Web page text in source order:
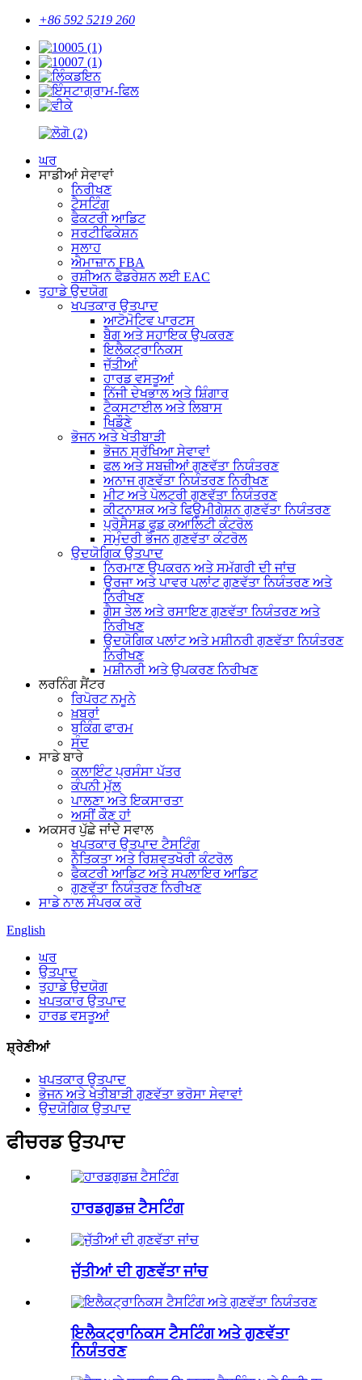
+86 592 5219 260
ਘਰ
ਸਾਡੀਆਂ ਸੇਵਾਵਾਂ
ਨਿਰੀਖਣ
ਟੈਸਟਿੰਗ
ਫੈਕਟਰੀ ਆਡਿਟ
ਸਰਟੀਫਿਕੇਸ਼ਨ
ਸਲਾਹ
ਐਮਾਜ਼ਾਨ FBA
ਰਸ਼ੀਅਨ ਫੈਡਰੇਸ਼ਨ ਲਈ EAC
ਤੁਹਾਡੇ ਉਦਯੋਗ
ਖਪਤਕਾਰ ਉਤਪਾਦ
ਆਟੋਮੋਟਿਵ ਪਾਰਟਸ
ਬੈਗ ਅਤੇ ਸਹਾਇਕ ਉਪਕਰਣ
ਇਲੈਕਟ੍ਰਾਨਿਕਸ
ਜੁੱਤੀਆਂ
ਹਾਰਡ ਵਸਤੂਆਂ
ਨਿੱਜੀ ਦੇਖਭਾਲ ਅਤੇ ਸ਼ਿੰਗਾਰ
ਟੈਕਸਟਾਈਲ ਅਤੇ ਲਿਬਾਸ
ਖਿਡੌਣੇ
ਭੋਜਨ ਅਤੇ ਖੇਤੀਬਾੜੀ
ਭੋਜਨ ਸੁਰੱਖਿਆ ਸੇਵਾਵਾਂ
ਫਲ ਅਤੇ ਸਬਜ਼ੀਆਂ ਗੁਣਵੱਤਾ ਨਿਯੰਤਰਣ
ਅਨਾਜ ਗੁਣਵੱਤਾ ਨਿਯੰਤਰਣ ਨਿਰੀਖਣ
ਮੀਟ ਅਤੇ ਪੋਲਟਰੀ ਗੁਣਵੱਤਾ ਨਿਯੰਤਰਣ
ਕੀਟਨਾਸ਼ਕ ਅਤੇ ਫਿਊਮੀਗੇਸ਼ਨ ਗੁਣਵੱਤਾ ਨਿਯੰਤਰਣ
ਪ੍ਰੋਸੈਸਡ ਫੂਡ ਕੁਆਲਿਟੀ ਕੰਟਰੋਲ
ਸਮੁੰਦਰੀ ਭੋਜਨ ਗੁਣਵੱਤਾ ਕੰਟਰੋਲ
ਉਦਯੋਗਿਕ ਉਤਪਾਦ
ਨਿਰਮਾਣ ਉਪਕਰਨ ਅਤੇ ਸਮੱਗਰੀ ਦੀ ਜਾਂਚ
ਊਰਜਾ ਅਤੇ ਪਾਵਰ ਪਲਾਂਟ ਗੁਣਵੱਤਾ ਨਿਯੰਤਰਣ ਅਤੇ
ਨਿਰੀਖਣ
ਗੈਸ ਤੇਲ ਅਤੇ ਰਸਾਇਣ ਗੁਣਵੱਤਾ ਨਿਯੰਤਰਣ ਅਤੇ
ਨਿਰੀਖਣ
ਉਦਯੋਗਿਕ ਪਲਾਂਟ ਅਤੇ ਮਸ਼ੀਨਰੀ ਗੁਣਵੱਤਾ ਨਿਯੰਤਰਣ
ਨਿਰੀਖਣ
ਮਸ਼ੀਨਰੀ ਅਤੇ ਉਪਕਰਣ ਨਿਰੀਖਣ
ਲਰਨਿੰਗ ਸੈਂਟਰ
ਰਿਪੋਰਟ ਨਮੂਨੇ
ਖ਼ਬਰਾਂ
ਬੁਕਿੰਗ ਫਾਰਮ
ਸੰਦ
ਸਾਡੇ ਬਾਰੇ
ਕਲਾਇੰਟ ਪ੍ਰਸੰਸਾ ਪੱਤਰ
ਕੰਪਨੀ ਮੁੱਲ
ਪਾਲਣਾ ਅਤੇ ਇਕਸਾਰਤਾ
ਅਸੀਂ ਕੌਣ ਹਾਂ
ਅਕਸਰ ਪੁੱਛੇ ਜਾਂਦੇ ਸਵਾਲ
ਖਪਤਕਾਰ ਉਤਪਾਦ ਟੈਸਟਿੰਗ
ਨੈਤਿਕਤਾ ਅਤੇ ਰਿਸ਼ਵਤਖੋਰੀ ਕੰਟਰੋਲ
ਫੈਕਟਰੀ ਆਡਿਟ ਅਤੇ ਸਪਲਾਇਰ ਆਡਿਟ
ਗੁਣਵੱਤਾ ਨਿਯੰਤਰਣ ਨਿਰੀਖਣ
ਸਾਡੇ ਨਾਲ ਸੰਪਰਕ ਕਰੋ
English
ਘਰ
ਉਤਪਾਦ
ਤੁਹਾਡੇ ਉਦਯੋਗ
ਖਪਤਕਾਰ ਉਤਪਾਦ
ਹਾਰਡ ਵਸਤੂਆਂ
ਸ਼੍ਰੇਣੀਆਂ
ਖਪਤਕਾਰ ਉਤਪਾਦ
ਭੋਜਨ ਅਤੇ ਖੇਤੀਬਾੜੀ ਗੁਣਵੱਤਾ ਭਰੋਸਾ ਸੇਵਾਵਾਂ
ਉਦਯੋਗਿਕ ਉਤਪਾਦ
ਫੀਚਰਡ ਉਤਪਾਦ
ਹਾਰਡਗੁਡਜ਼ ਟੈਸਟਿੰਗ
ਜੁੱਤੀਆਂ ਦੀ ਗੁਣਵੱਤਾ ਜਾਂਚ
ਇਲੈਕਟ੍ਰਾਨਿਕਸ ਟੈਸਟਿੰਗ ਅਤੇ ਗੁਣਵੱਤਾ
ਨਿਯੰਤਰਣ